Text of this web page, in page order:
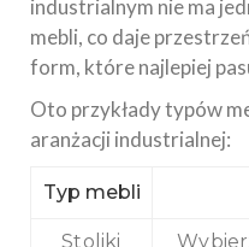
industrialnym nie ma
mebli, co daje
form, które najlepiej
Oto przykłady typów
aranżacji industrialnej:
Typ mebli
Stoliki